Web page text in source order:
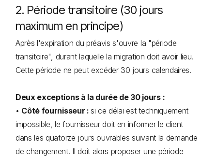
2. Période transitoire (30 jours
maximum en principe)
Après l'expiration du préavis s'ouvre la "période
transitoire", durant laquelle la migration doit avoir lieu.
Cette période ne peut excéder 30 jours calendaires.
Deux exceptions à la durée de 30 jours :
• Côté fournisseur :si ce délai est techniquement
impossible, le fournisseur doit en informer le client
dans les quatorze jours ouvrables suivant la demande
de changement. Il doit alors proposer une période